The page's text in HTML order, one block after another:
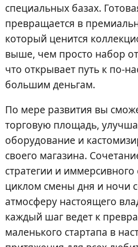
специальных базах.
превращается в
который ценится
выше, чем просто набор
что открывает путь к по-
большим деньгам.
По мере развития вы
торговую площадь,
оборудование и
своего магазина.
стратегии и иммерсивного
циклом смены дня и ночи
атмосферу настоящего
каждый шаг ведет к
маленького стартапа в